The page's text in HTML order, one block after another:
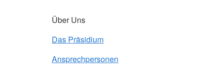
Über Uns
Das Präsidium
Ansprechpersonen